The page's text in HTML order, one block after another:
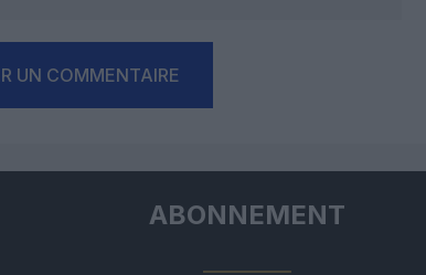
UN COMMENTAIRE
ABONNEMENT